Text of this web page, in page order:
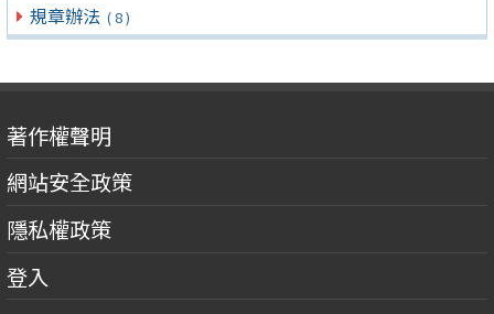
規章辦法 ( 8 )
著作權聲明
網站安全政策
隱私權政策
登入